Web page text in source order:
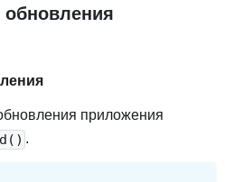
обновления
приложения
.